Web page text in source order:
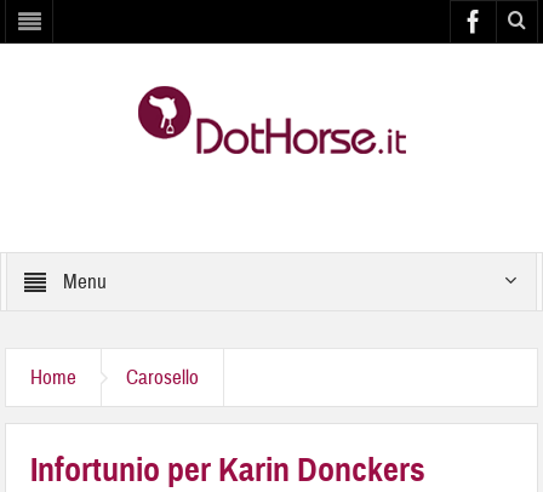
Menu
Home Carosello
Infortunio per Karin Donckers